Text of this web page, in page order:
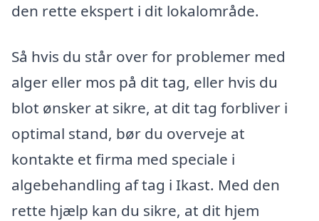
den rette ekspert i dit lokalområde.
Så hvis du står over for problemer med
alger eller mos på dit tag, eller hvis du
blot ønsker at sikre, at dit tag forbliver i
optimal stand, bør du overveje at
kontakte et firma med speciale i
algebehandling af tag i Ikast. Med den
rette hjælp kan du sikre, at dit hjem